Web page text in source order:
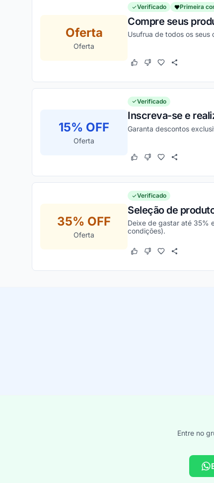
Oferta
Oferta
Verificado Primeira
Compre seus
Usufrua de todos os
Este cupom funcionou
Este cupom não
15% OFF
Oferta
Verificado
Inscreva-se e
Garanta descontos
Este cupom funcionou
Este cupom não
35% OFF
Oferta
Verificado
Seleção de
Deixe de gastar até 35%
condições).
Este cupom funcionou
Este cupom não
Entre no